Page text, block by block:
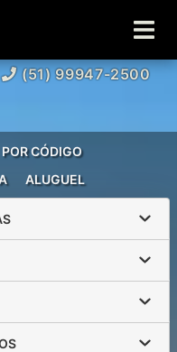
(51) 99947-2500
ALUGUEL
POR CÓDIGO